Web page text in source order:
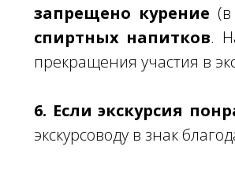
запрещено курение
спиртных напитков.
прекращения участия в
6. Если экскурсия
экскурсоводу в знак